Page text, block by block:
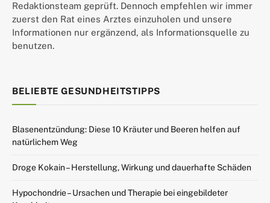
Redaktionsteam geprüft. Dennoch empfehlen wir immer
zuerst den Rat eines Arztes einzuholen und unsere
Informationen nur ergänzend, als Informationsquelle zu
benutzen.
BELIEBTE GESUNDHEITSTIPPS
Blasenentzündung: Diese 10 Kräuter und Beeren helfen auf
natürlichem Weg
Droge Kokain – Herstellung, Wirkung und dauerhafte Schäden
Hypochondrie – Ursachen und Therapie bei eingebildeter